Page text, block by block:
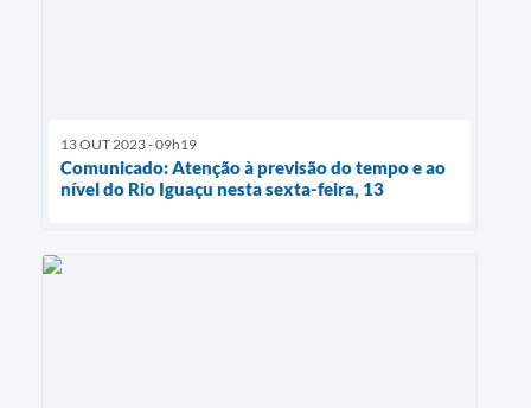
13 OUT 2023 - 09h19
Comunicado: Atenção à previsão do tempo e ao
nível do Rio Iguaçu nesta sexta-feira, 13